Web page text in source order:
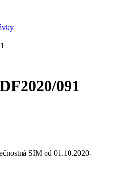
091
SIM od 01.10.2020-